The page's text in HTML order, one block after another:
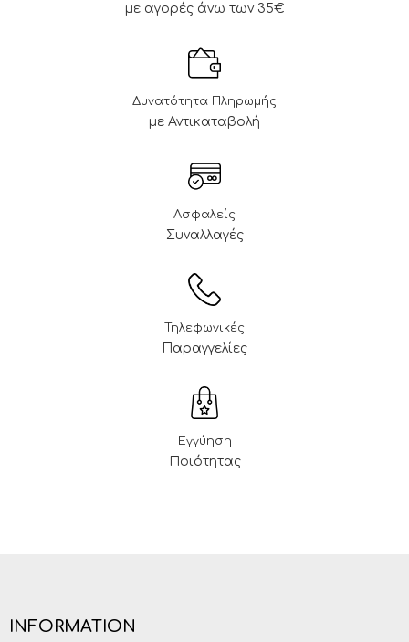
με αγορές άνω των 35€
Δυνατότητα Πληρωμής
με Αντικαταβολή
Ασφαλείς
Συναλλαγές
Τηλεφωνικές
Παραγγελίες
Εγγύηση
Ποιότητας
INFORMATION